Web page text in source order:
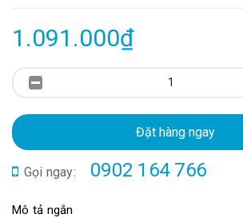
1.091.000₫
Đặt hàng ngay
Gọi ngay: 0902 164 766
Mô tả ngắn